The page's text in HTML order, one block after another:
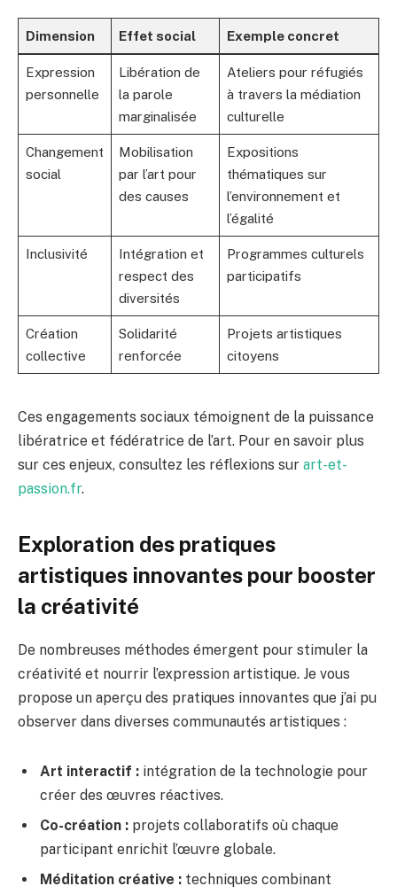
Dimension Effet social Exemple concret
Expression
personnelle
Libération de
la parole
marginalisée
Ateliers pour réfugiés
à travers la médiation
culturelle
Changement
social
Mobilisation
par l’art pour
des causes
Expositions
thématiques sur
l’environnement et
l’égalité
Inclusivité
Intégration et
respect des
diversités
Programmes culturels
participatifs
Création
collective
Solidarité
renforcée
Projets artistiques
citoyens
Ces engagements sociaux témoignent de la puissance
libératrice et fédératrice de l’art. Pour en savoir plus
sur ces enjeux, consultez les réflexions sur art-et-
passion.fr.
Exploration des pratiques
artistiques innovantes pour booster
la créativité
De nombreuses méthodes émergent pour stimuler la
créativité et nourrir l’expression artistique. Je vous
propose un aperçu des pratiques innovantes que j’ai pu
observer dans diverses communautés artistiques :
Art interactif : intégration de la technologie pour
créer des œuvres réactives.
Co-création : projets collaboratifs où chaque
participant enrichit l’œuvre globale.
Méditation créative : techniques combinant